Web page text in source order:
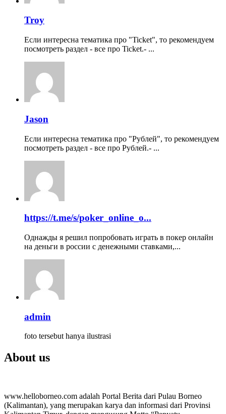
Troy
Если интересна тематика про "Ticket", то рекомендуем
посмотреть раздел - все про Ticket.- ...
Jason
Если интересна тематика про "Рублей", то рекомендуем
посмотреть раздел - все про Рублей.- ...
https://t.me/s/poker_online_o...
Однажды я решил попробовать играть в покер онлайн
на деньги в россии с денежными ставками,...
admin
foto tersebut hanya ilustrasi
About us
www.helloborneo.com adalah Portal Berita dari Pulau Borneo
(Kalimantan), yang merupakan karya dan informasi dari Provinsi